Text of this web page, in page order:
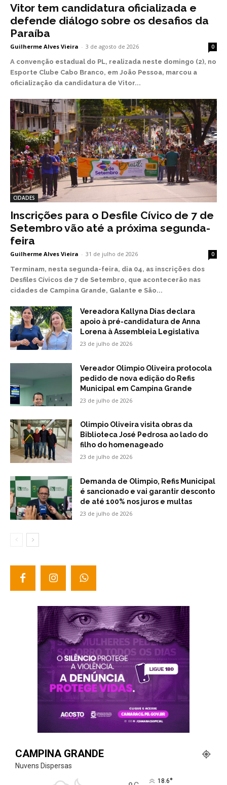
Vitor tem candidatura oficializada e
defende diálogo sobre os desafios da
Paraíba
Guilherme Alves Vieira - 3 de agosto de 2026 0
A convenção estadual do PL, realizada neste domingo (2), no
Esporte Clube Cabo Branco, em João Pessoa, marcou a
oficialização da candidatura de Vitor...
CIDADES
Inscrições para o Desfile Cívico de 7 de
Setembro vão até a próxima segunda-
feira
Guilherme Alves Vieira - 31 de julho de 2026 0
Terminam, nesta segunda-feira, dia 04, as inscrições dos
Desfiles Cívicos de 7 de Setembro, que acontecerão nas
cidades de Campina Grande, Galante e São...
Vereadora Kallyna Dias declara
apoio à pré-candidatura de Anna
Lorena à Assembleia Legislativa
23 de julho de 2026
Vereador Olimpio Oliveira protocola
pedido de nova edição do Refis
Municipal em Campina Grande
23 de julho de 2026
Olimpio Oliveira visita obras da
Biblioteca José Pedrosa ao lado do
filho do homenageado
23 de julho de 2026
Demanda de Olimpio, Refis Municipal
é sancionado e vai garantir desconto
de até 100% nos juros e multas
23 de julho de 2026
CAMPINA GRANDE
Nuvens Dispersas
18.6°